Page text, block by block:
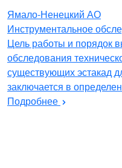
Ямало-Ненецкий АО
Инструментальное
Цель работы и порядок
обследования
существующих эстакад
заключается в
Подробнее